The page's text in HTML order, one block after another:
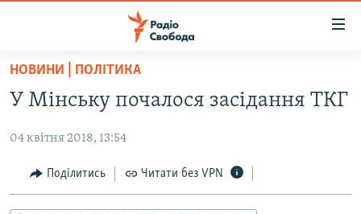
Перейти
основного
Перейти
СТАТТІ
ПОЛІТИКА
ВІЙНА
НОВИНИ | ПОЛІТИКА
У Мінську почалося засідання ТКГ
04 квітня 2018, 13:54
Поділитись Читати без VPN